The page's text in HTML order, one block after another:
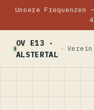
Unsere Frequenzen
OV E13 ·
ALSTERTAL
Verein